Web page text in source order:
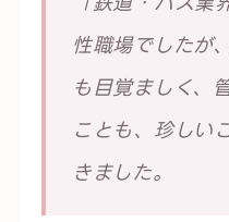
性職場でしたが
も目覚ましく、
ことも、珍しい
きました。